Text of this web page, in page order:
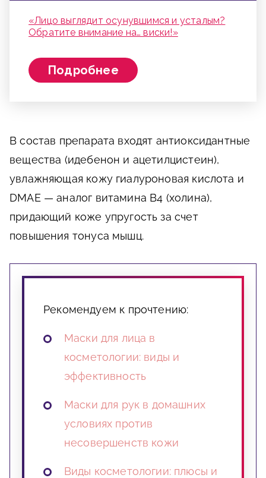
«Лицо выглядит осунувшимся и усталым?
Обратите внимание на… виски!»
Подробнее
В состав препарата входят антиоксидантные
вещества (идебенон и ацетилцистеин),
увлажняющая кожу гиалуроновая кислота и
DMAE — аналог витамина В4 (холина),
придающий коже упругость за счет
повышения тонуса мышц.
Рекомендуем к прочтению:
Маски для лица в
косметологии: виды и
эффективность
Маски для рук в домашних
условиях против
несовершенств кожи
Виды косметологии: плюсы и